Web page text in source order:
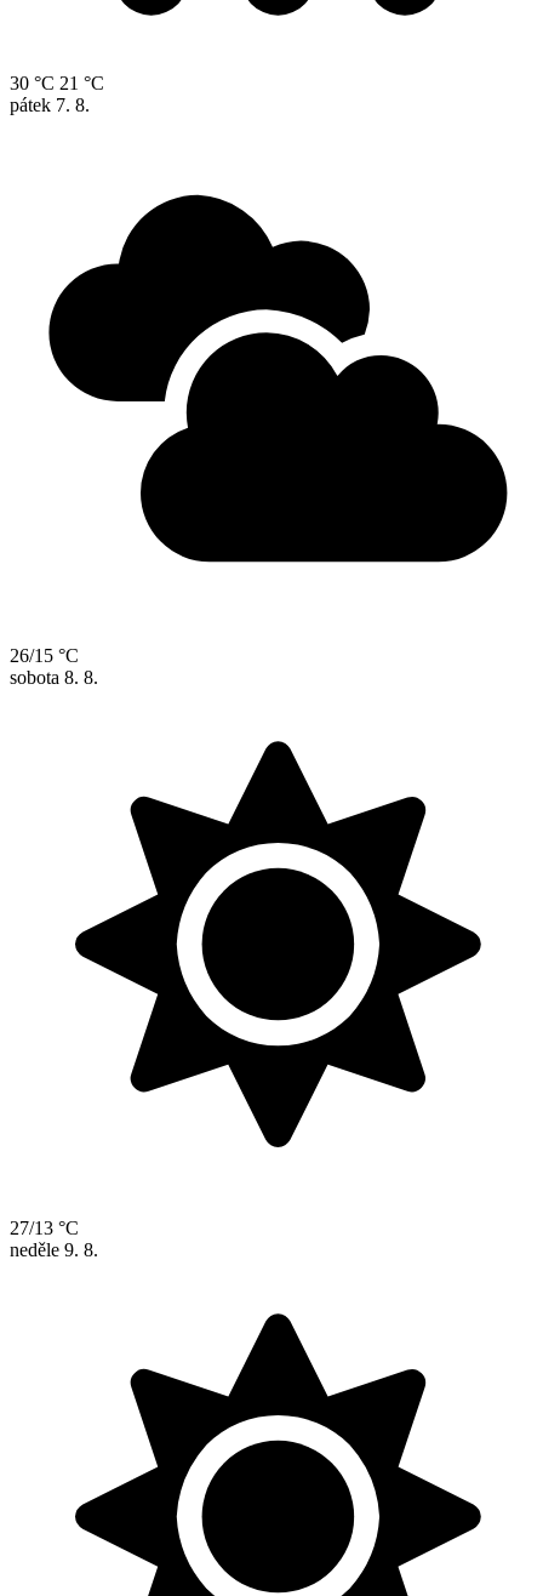
30 °C 21 °C
pátek 7. 8.
26/15 °C
sobota 8. 8.
27/13 °C
neděle 9. 8.